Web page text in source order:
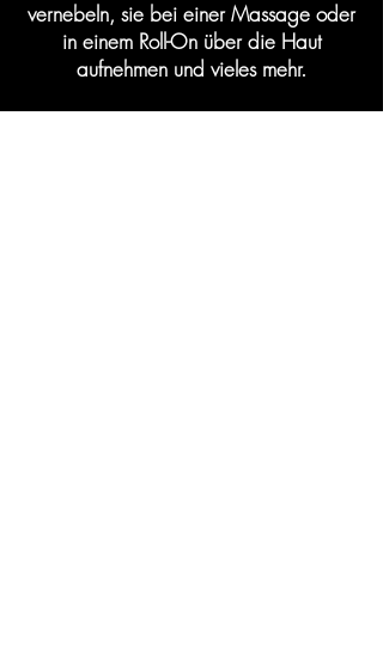
vernebeln, sie bei einer Massage oder
in einem Roll-On über die Haut
aufnehmen und vieles mehr.